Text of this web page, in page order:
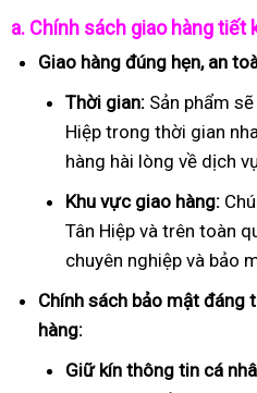
a. Chính sách giao hàng tiết
Giao hàng đúng hẹn, an
Thời gian: Sản phẩm
Hiệp trong thời gian
hàng hài lòng về dịch
Khu vực giao hàng:
Tân Hiệp và trên toàn
chuyên nghiệp và bảo
Chính sách bảo mật đáng
hàng:
Giữ kín thông tin cá